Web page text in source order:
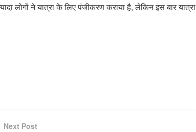
लोगों ने यात्रा के लिए पंजीकरण कराया है, लेकिन इस बार यात्रा
Next Post